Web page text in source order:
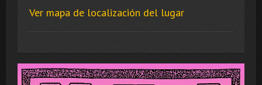
Ver mapa de localización del lugar